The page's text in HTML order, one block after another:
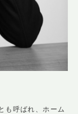
も呼ばれ、ホーム